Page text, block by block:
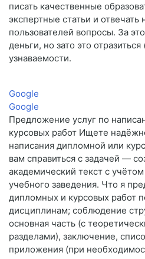
писать качественные
экспертные статьи и
пользователей вопросы. За
деньги, но зато это
узнаваемости.
Google
Google
Предложение услуг по
курсовых работ Ищете
написания дипломной или
вам справиться с задачей —
академический текст с
учебного заведения. Что я
дипломных и курсовых работ
дисциплинам; соблюдение
основная часть (с
разделами), заключение,
приложения (при